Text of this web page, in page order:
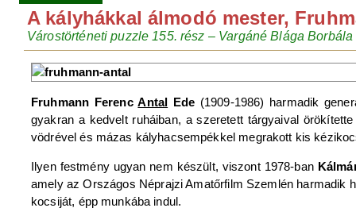
A kályhákkal álmodó mester,
Várostörténeti puzzle 155. rész – Vargáné Blága Borbála
Fruhmann FerencAntal Ede (1909-1986) harmadik
gyakran a kedvelt ruháiban, a szeretett tárgyaival
vödrével és mázas kályhacsempékkel megrakott kis
Ilyen festmény ugyan nem készült, viszont 1978-ban
amely az Országos Néprajzi Amatőrfilm Szemlén harmadik
kocsiját, épp munkába indul.